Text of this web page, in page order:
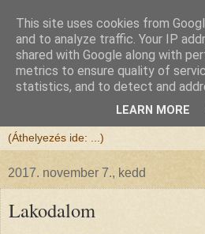
Félix atya
Szeretettel köszöntöm a
2017. november 7., kedd
Lakodalom
This site uses cookies from
and to analyze traffic. Your IP
shared with Google along with
metrics to ensure quality of
statistics, and to detect and
LEARN MORE